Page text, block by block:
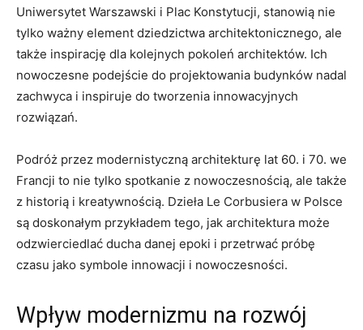
Uniwersytet Warszawski i Plac Konstytucji, stanowią nie​
tylko ważny element ⁣dziedzictwa architektonicznego, ⁤ale ​
także inspirację dla kolejnych pokoleń architektów. Ich
nowoczesne podejście do projektowania budynków nadal
zachwyca ‌i inspiruje do tworzenia ‌innowacyjnych​
rozwiązań.
Podróż przez modernistyczną architekturę lat 60. i‌ 70.⁣ we
Francji to nie tylko spotkanie z nowoczesnością, ale także
z historią i kreatywnością. Dzieła Le Corbusiera w Polsce
są doskonałym przykładem tego, jak architektura może
odzwierciedlać ducha danej ​epoki i przetrwać⁣ próbę
czasu jako symbole innowacji ​i nowoczesności.
Wpływ modernizmu​ na rozwój